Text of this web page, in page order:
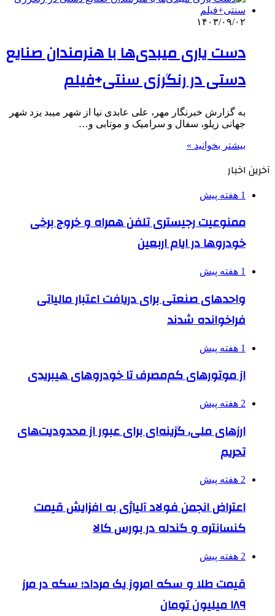
۱۴۰۳/۰۹/۰۲
دست یاری میبدی‌ها با هنرمندان صنایع
دستی در رنگرزی سنتی+فیلم
به گزارش خبرنگار مهر، علی عابدی نیا از شهر میبد یزد شهر
جهانی زیلو، سفال و سرامیک و موتابی و…
بیشتر بخوانید »
آخرین اخبار
1 هفته پیش
ممنوعیت رجیستری تلفن همراه و خروج برخی
خودروها در ایام اربعین
1 هفته پیش
واحدهای صنعتی برای دریافت اعتبار مالیاتی
فراخوانده شدند
1 هفته پیش
از موتورهای کم‌مصرف تا خودروهای هیبریدی
2 هفته پیش
ارزهای ملی، گزینه‌ای برای عبور از محدودیت‌های
تحریم
2 هفته پیش
اعتراض انجمن فولاد آلیاژی به افزایش قیمت
کنسانتره و گندله در بورس کالا
2 هفته پیش
قیمت طلا و سکه امروز یک مرداد؛ سکه در مرز
۱۸۹ میلیون تومان